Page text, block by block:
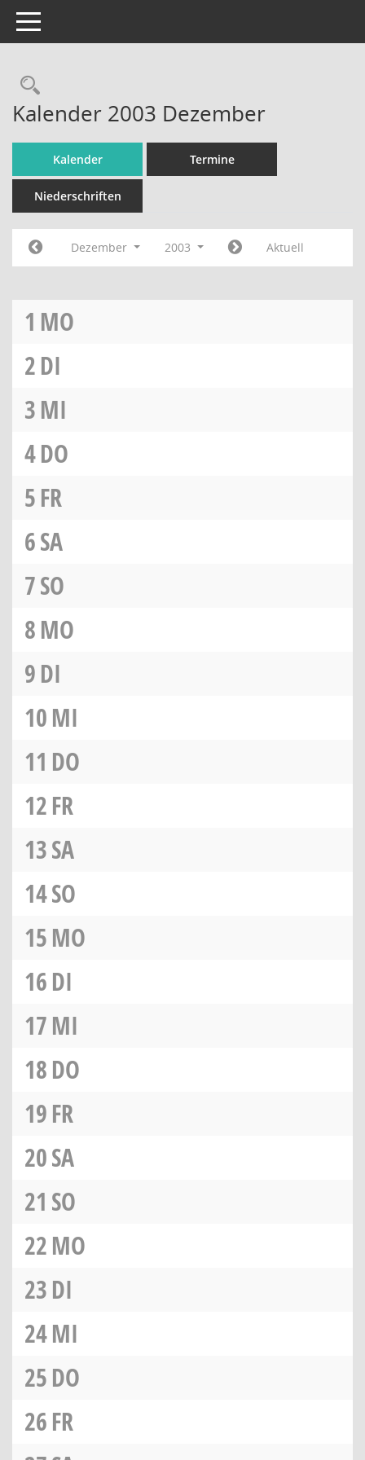
Toggle navigation
Rechercheauswahl
Kalender 2003 Dezember
Kalender Termine
Niederschriften
Dezember 2003 Aktuell
1 MO
2DI
3MI
4DO
5FR
6SA
7SO
8MO
9DI
10MI
11 DO
12FR
13SA
14SO
15MO
16DI
17MI
18DO
19FR
20SA
21 SO
22MO
23DI
24MI
25DO
26FR